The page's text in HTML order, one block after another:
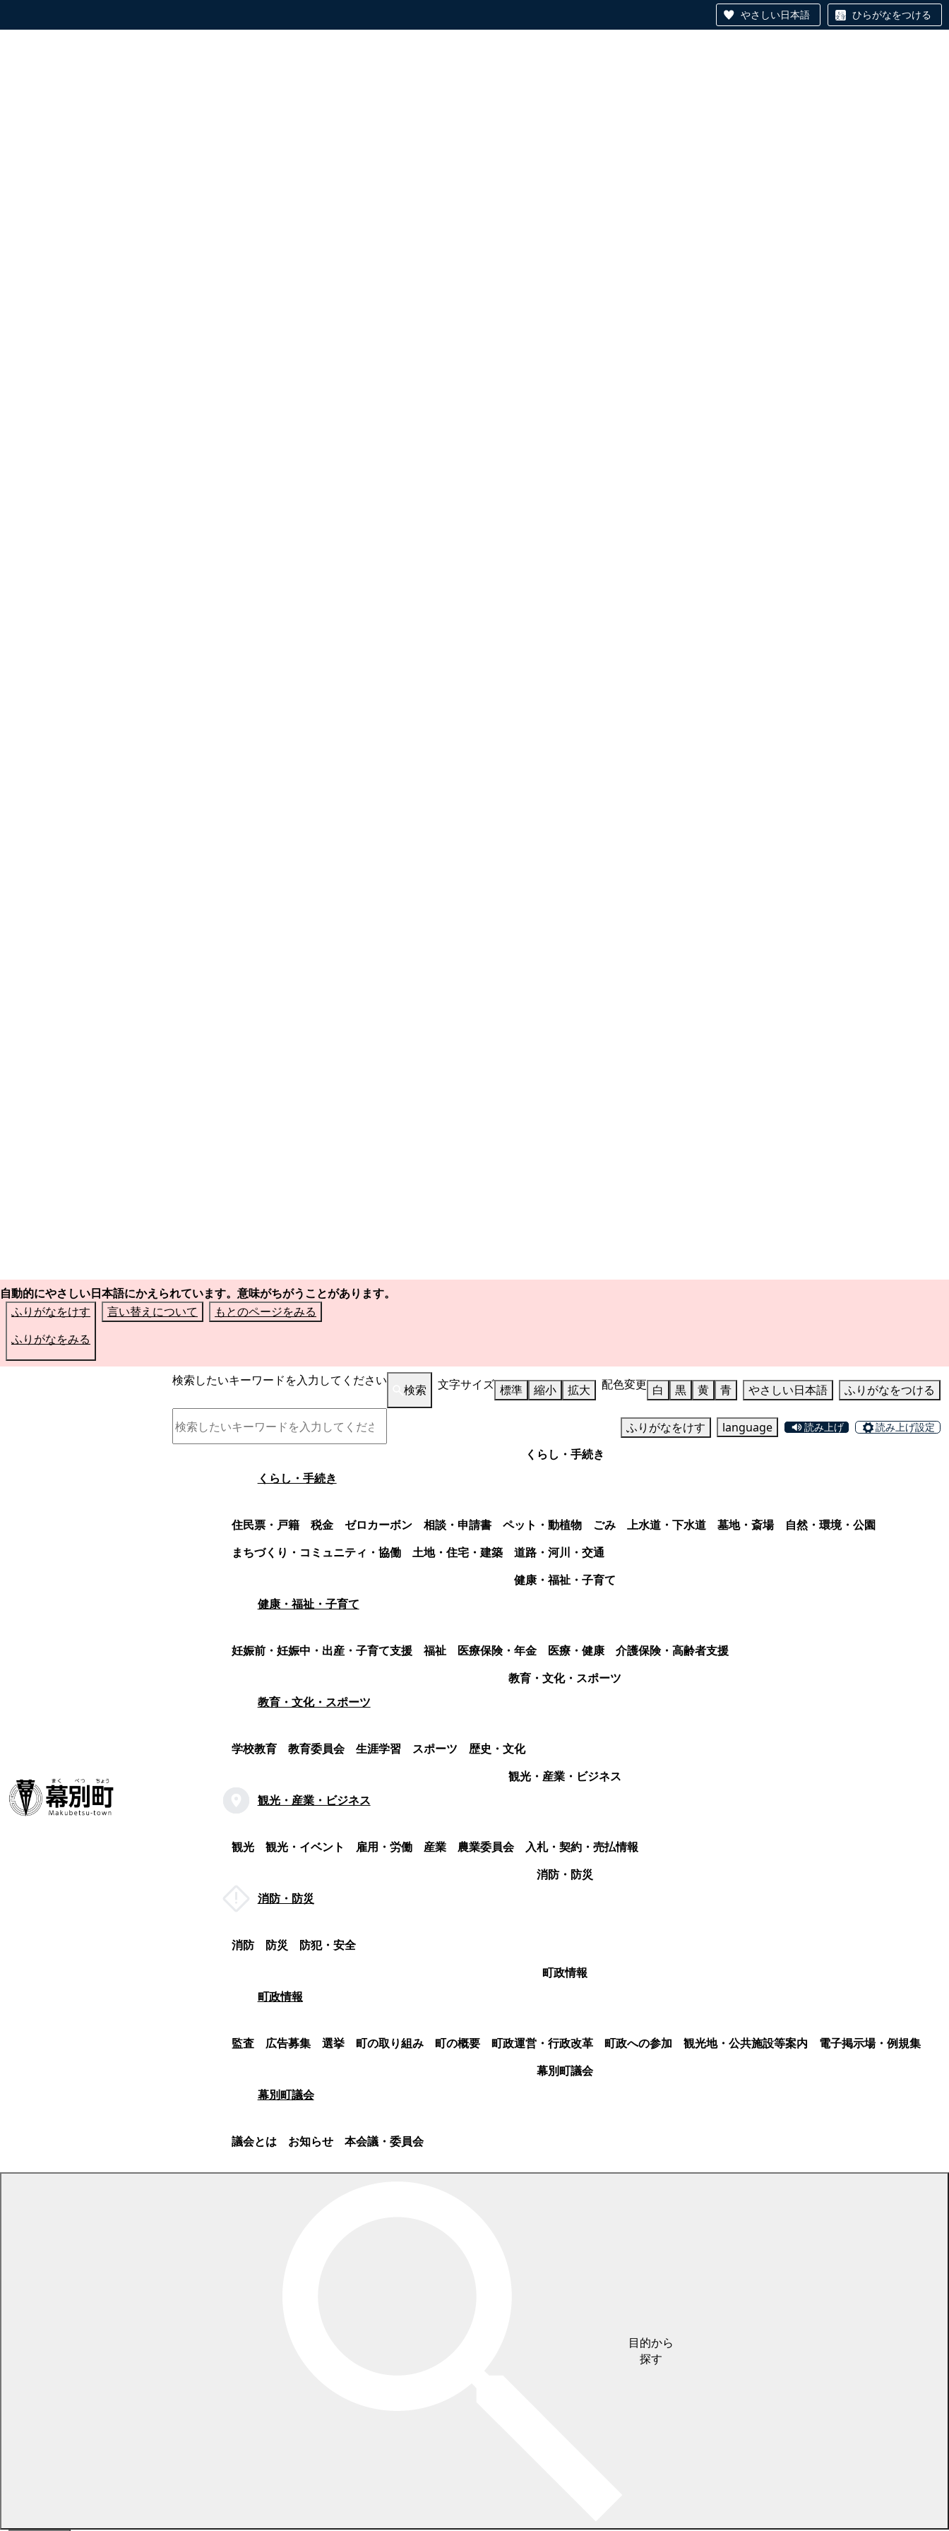
やさしい日本語 ひらがなをつける
自動的にやさしい日本語にかえられています。意味がちがうことがあります。
ふりがなをけす
ふりがなをみる
言い替えについて もとのページをみる
検索したいキーワードを入力してください
検索 文字サイズ 標準 縮小 拡大 配色変更 白 黒 黄 青 やさしい日本語 ふりがなをつける
ふりがなをけす language 読み上げ 読み上げ設定
くらし・手続き
くらし・手続き
住民票・戸籍 税金 ゼロカーボン 相談・申請書 ペット・動植物 ごみ 上水道・下水道 墓地・斎場
自然・環境・公園
まちづくり・コミュニティ・協働
土地・住宅・建築
道路・河川・交通
健康・福祉・子育て
健康・福祉・子育て
妊娠前・妊娠中・出産・子育て支援 福祉 医療保険・年金 医療・健康
介護保険・高齢者支援
教育・文化・スポーツ
教育・文化・スポーツ
学校教育 教育委員会 生涯学習 スポーツ
歴史・文化
観光・産業・ビジネス
観光・産業・ビジネス
観光 観光・イベント 雇用・労働 産業 農業委員会
入札・契約・売払情報
消防・防災
消防・防災
消防 防災
防犯・安全
町政情報
町政情報
監査 広告募集 選挙 町の取り組み 町の概要 町政運営・行政改革 町政への参加 観光地・公共施設等案内
電子掲示場・例規集
幕別町議会
幕別町議会
議会とは お知らせ 本会議・委員会
目的から
探す